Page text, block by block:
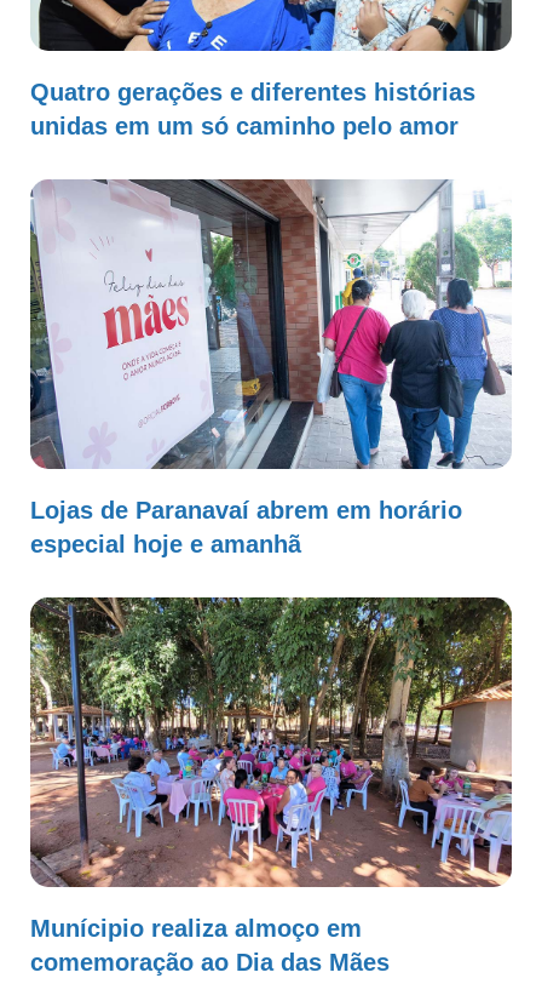
Quatro gerações e diferentes histórias
unidas em um só caminho pelo amor
Lojas de Paranavaí abrem em horário
especial hoje e amanhã
Munícipio realiza almoço em
comemoração ao Dia das Mães